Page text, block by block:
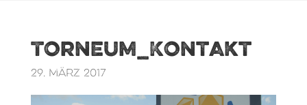
Torneum_Kontakt
29. März 2017